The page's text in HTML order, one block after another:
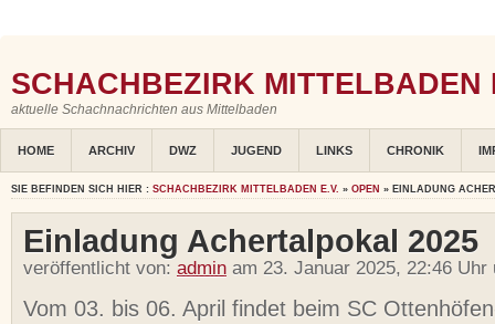
SCHACHBEZIRK MITTELBADEN
aktuelle Schachnachrichten aus Mittelbaden
HOME ARCHIV DWZ JUGEND LINKS CHRONIK
SIE BEFINDEN SICH HIER : SCHACHBEZIRK MITTELBADEN E.V. » OPEN » EINLADUNG
Einladung Achertalpokal 2025
veröffentlicht von: admin am 23. Januar 2025, 22:46
Vom 03. bis 06. April findet beim SC